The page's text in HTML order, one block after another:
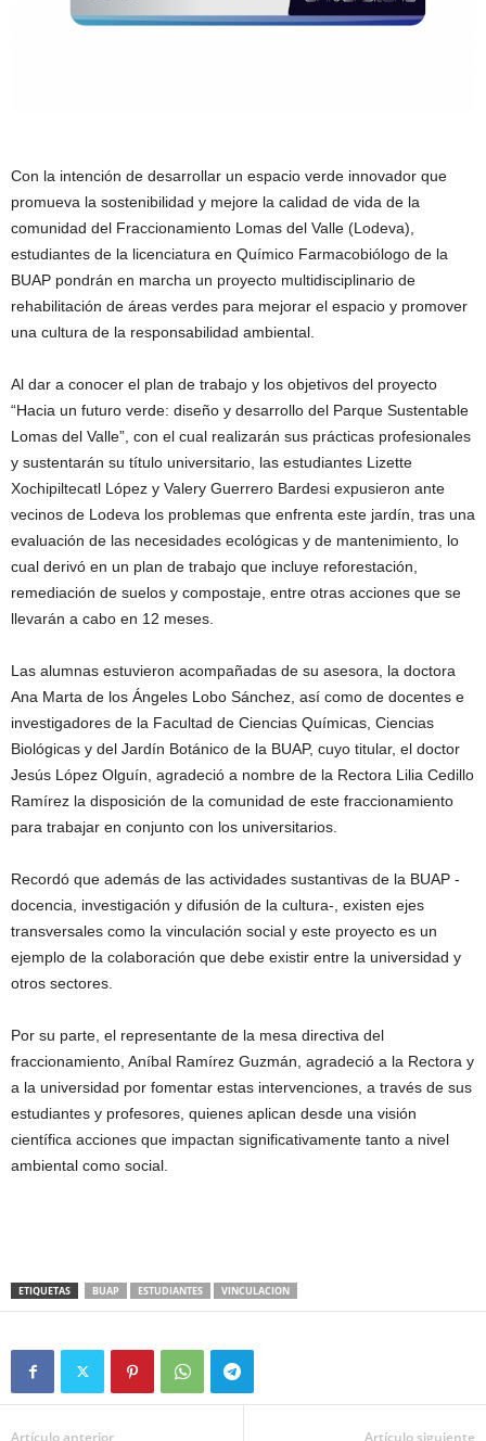
Con la intención de desarrollar un espacio verde innovador que
promueva la sostenibilidad y mejore la calidad de vida de la
comunidad del Fraccionamiento Lomas del Valle (Lodeva),
estudiantes de la licenciatura en Químico Farmacobiólogo de la
BUAP pondrán en marcha un proyecto multidisciplinario de
rehabilitación de áreas verdes para mejorar el espacio y promover
una cultura de la responsabilidad ambiental.
Al dar a conocer el plan de trabajo y los objetivos del proyecto
“Hacia un futuro verde: diseño y desarrollo del Parque Sustentable
Lomas del Valle”, con el cual realizarán sus prácticas profesionales
y sustentarán su título universitario, las estudiantes Lizette
Xochipiltecatl López y Valery Guerrero Bardesi expusieron ante
vecinos de Lodeva los problemas que enfrenta este jardín, tras una
evaluación de las necesidades ecológicas y de mantenimiento, lo
cual derivó en un plan de trabajo que incluye reforestación,
remediación de suelos y compostaje, entre otras acciones que se
llevarán a cabo en 12 meses.
Las alumnas estuvieron acompañadas de su asesora, la doctora
Ana Marta de los Ángeles Lobo Sánchez, así como de docentes e
investigadores de la Facultad de Ciencias Químicas, Ciencias
Biológicas y del Jardín Botánico de la BUAP, cuyo titular, el doctor
Jesús López Olguín, agradeció a nombre de la Rectora Lilia Cedillo
Ramírez la disposición de la comunidad de este fraccionamiento
para trabajar en conjunto con los universitarios.
Recordó que además de las actividades sustantivas de la BUAP -
docencia, investigación y difusión de la cultura-, existen ejes
transversales como la vinculación social y este proyecto es un
ejemplo de la colaboración que debe existir entre la universidad y
otros sectores.
Por su parte, el representante de la mesa directiva del
fraccionamiento, Aníbal Ramírez Guzmán, agradeció a la Rectora y
a la universidad por fomentar estas intervenciones, a través de sus
estudiantes y profesores, quienes aplican desde una visión
científica acciones que impactan significativamente tanto a nivel
ambiental como social.
ETIQUETAS BUAP ESTUDIANTES VINCULACION